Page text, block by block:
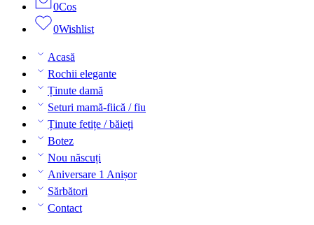
0Cos
0Wishlist
Acasă
Rochii elegante
Ținute damă
Seturi mamă-fiică / fiu
Ținute fetițe / băieți
Botez
Nou născuți
Aniversare 1 Anișor
Sărbători
Contact